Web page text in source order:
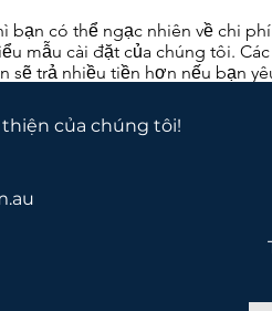
bạn có thể ngạc nhiên về chi
mẫu cài đặt của chúng tôi.
sẽ trả nhiều tiền hơn nếu bạn
thiện của chúng tôi!